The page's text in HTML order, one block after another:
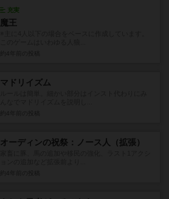
充実
魔王
マドリイズム
オーディンの祝祭：ノース人（拡張）